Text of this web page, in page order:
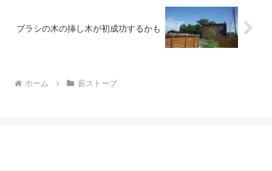
ブラシの木の挿し木が初成功するかも
ホーム 薪ストーブ